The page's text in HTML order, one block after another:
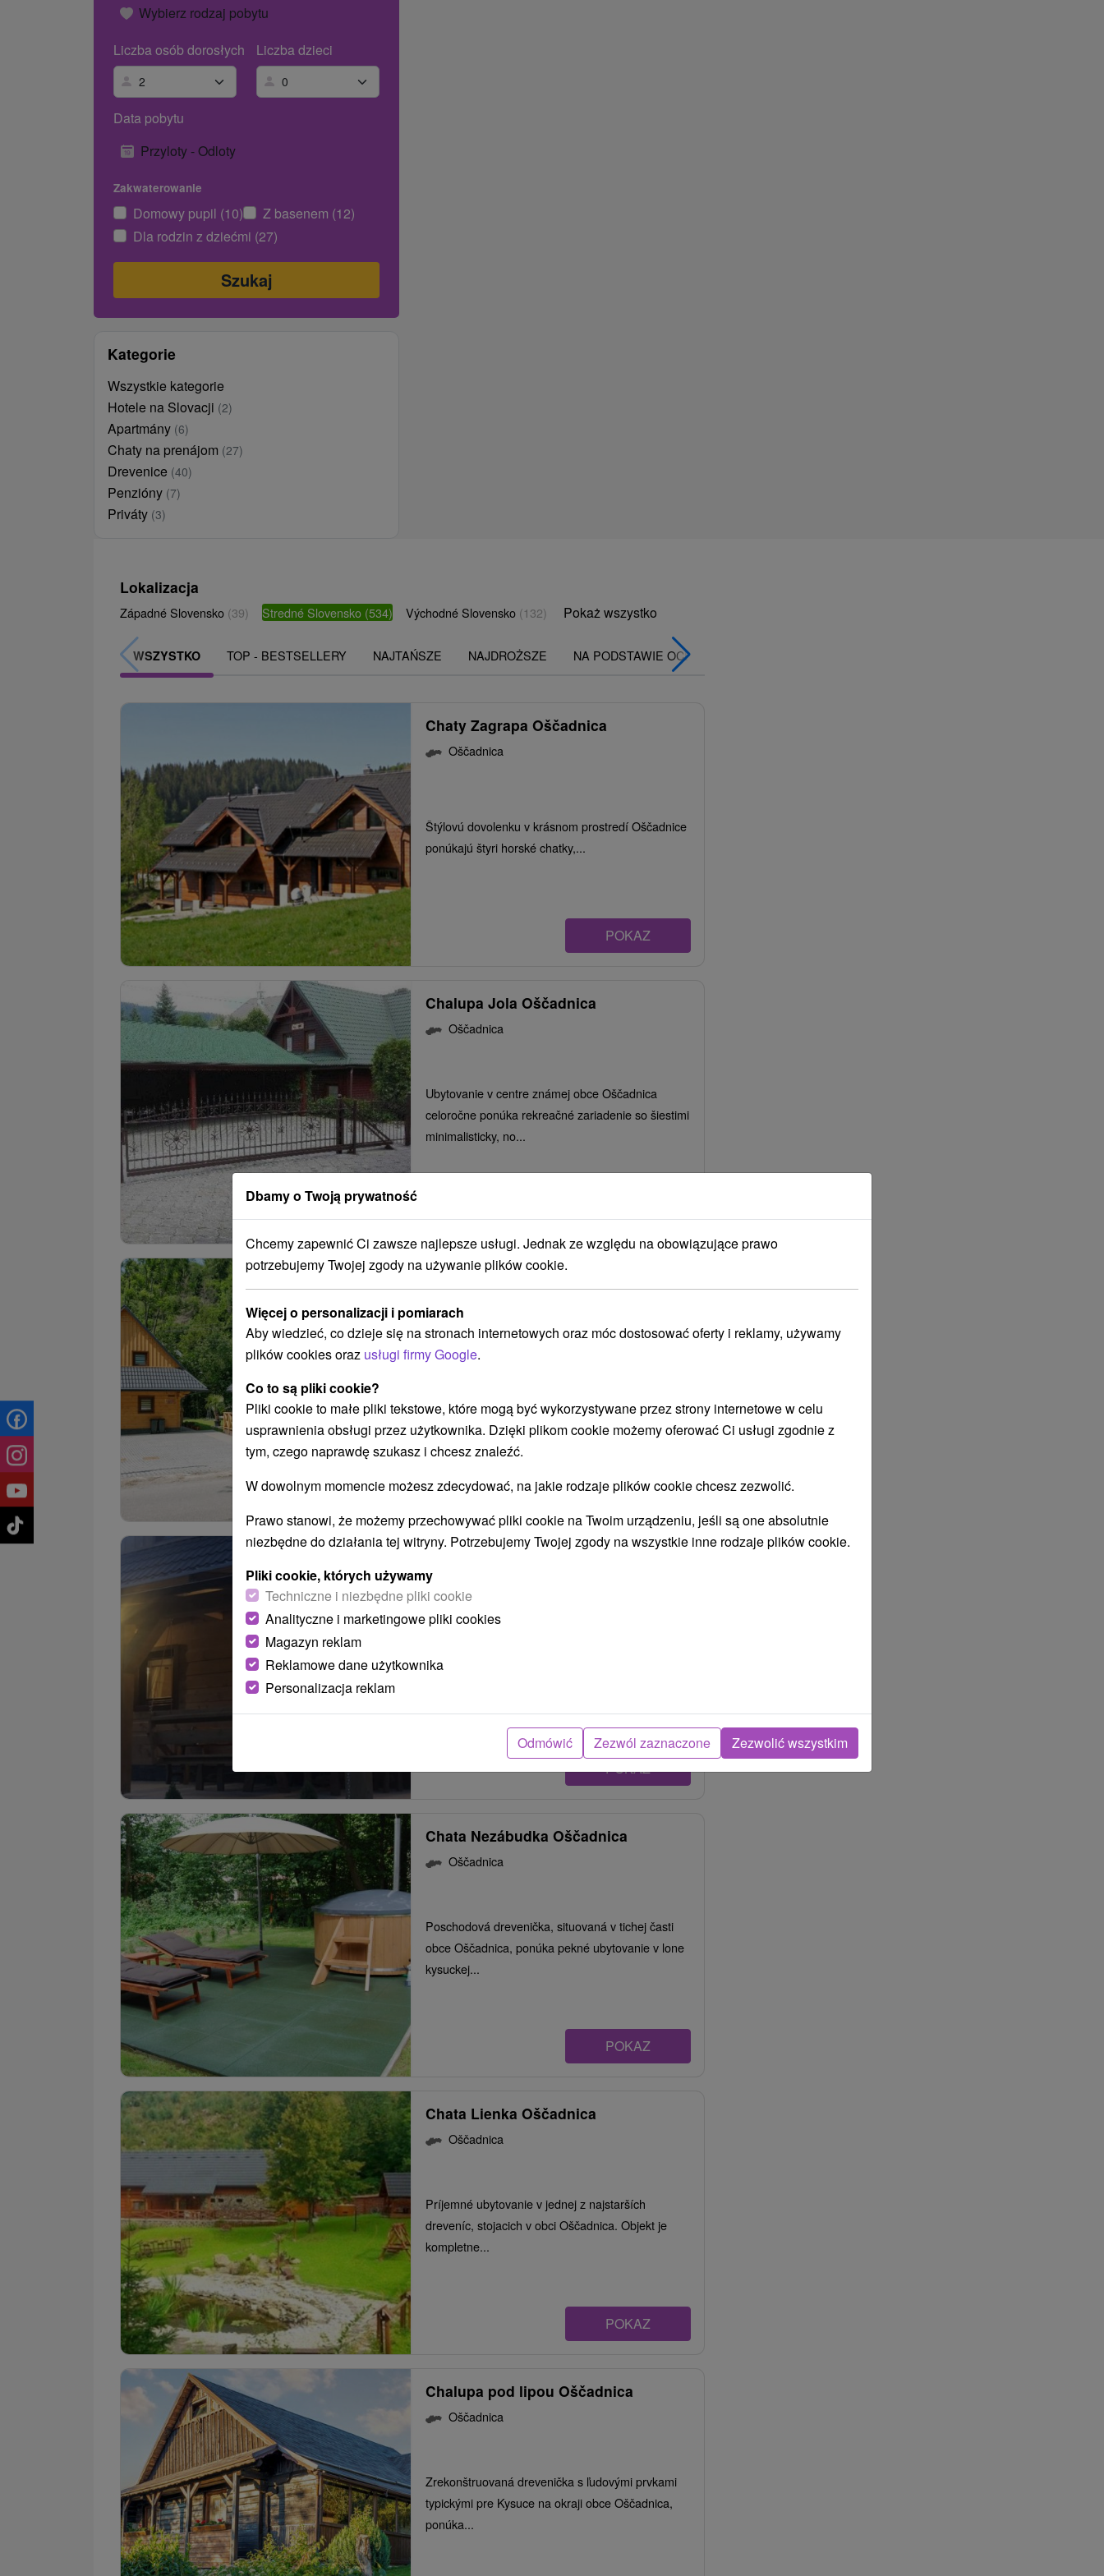
Wybierz rodzaj pobytu
Liczba osób dorosłych
Liczba dzieci
Data pobytu
Przyloty - Odloty
Zakwaterowanie
Domowy pupil (10)
Z basenem (12)
Dla rodzin z dziećmi (27)
Kategorie
Wszystkie kategorie
Hotele na Slovacji (2)
Apartmány (6)
Chaty na prenájom (27)
Drevenice (40)
Penzióny (7)
Priváty (3)
Lokalizacja
Západné Slovensko (39) Stredné Slovensko (534) Východné Slovensko (132) Pokaż wszystko
WSZYSTKO TOP - BESTSELLERY NAJTAŃSZE NAJDROŻSZE NA PODSTAWIE OCENY
Chaty Zagrapa Oščadnica
Oščadnica
Štýlovú dovolenku v krásnom prostredí Oščadnice
ponúkajú štyri horské chatky,...
POKAZ
Chalupa Jola Oščadnica
Oščadnica
Ubytovanie v centre známej obce Oščadnica
celoročne ponúka rekreačné zariadenie so šiestimi
minimalisticky, no...
Oščadnica
dreveničky,...
POKAZ
obce Oščadnica, ponúka domácke ubytovanie v
POKAZ
Chata Nezábudka Oščadnica
Oščadnica
Poschodová drevenička, situovaná v tichej časti
obce Oščadnica, ponúka pekné ubytovanie v lone
kysuckej...
POKAZ
Chata Lienka Oščadnica
Oščadnica
Príjemné ubytovanie v jednej z najstarších
dreveníc, stojacich v obci Oščadnica. Objekt je
kompletne...
POKAZ
Chalupa pod lipou Oščadnica
Oščadnica
Zrekonštruovaná drevenička s ľudovými prvkami
typickými pre Kysuce na okraji obce Oščadnica,
ponúka...
Dbamy o Twoją prywatność
Chcemy zapewnić Ci zawsze najlepsze usługi. Jednak ze względu na obowiązujące prawo
potrzebujemy Twojej zgody na używanie plików cookie.
Więcej o personalizacji i pomiarach
Aby wiedzieć, co dzieje się na stronach internetowych oraz móc dostosować oferty i reklamy, używamy
plików cookies oraz usługi firmy Google.
Co to są pliki cookie?
Pliki cookie to małe pliki tekstowe, które mogą być wykorzystywane przez strony internetowe w celu
usprawnienia obsługi przez użytkownika. Dzięki plikom cookie możemy oferować Ci usługi zgodnie z
tym, czego naprawdę szukasz i chcesz znaleźć.
W dowolnym momencie możesz zdecydować, na jakie rodzaje plików cookie chcesz zezwolić.
Prawo stanowi, że możemy przechowywać pliki cookie na Twoim urządzeniu, jeśli są one absolutnie
niezbędne do działania tej witryny. Potrzebujemy Twojej zgody na wszystkie inne rodzaje plików cookie.
Pliki cookie, których używamy
Techniczne i niezbędne pliki cookie
Analityczne i marketingowe pliki cookies
Magazyn reklam
Reklamowe dane użytkownika
Personalizacja reklam
Odmówić Zezwól zaznaczone Zezwolić wszystkim